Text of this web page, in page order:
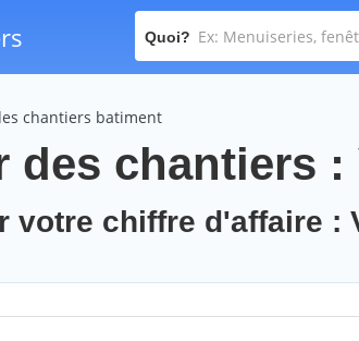
Quoi?
chantiers batiment
des chantiers
votre chiffre d'affaire :